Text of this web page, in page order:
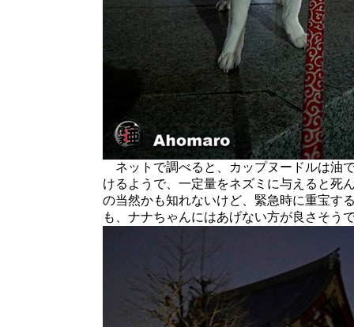
ネットで調べると、カップヌードルは油
けるようで、一定量をネズミに与えると死
の当然かも知れないけど、緊急時に重宝す
も、ナナちゃんにはあげない方が良さそう